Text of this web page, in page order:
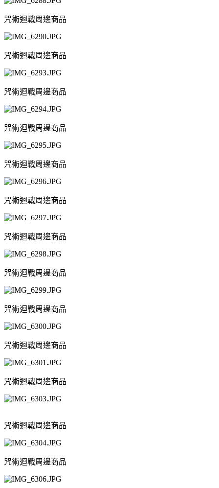
咒術迴戰周邊商品
咒術迴戰周邊商品
咒術迴戰周邊商品
咒術迴戰周邊商品
咒術迴戰周邊商品
咒術迴戰周邊商品
咒術迴戰周邊商品
咒術迴戰周邊商品
咒術迴戰周邊商品
咒術迴戰周邊商品
咒術迴戰周邊商品
咒術迴戰周邊商品
咒術迴戰周邊商品